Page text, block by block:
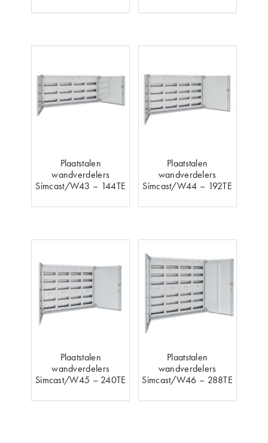
Plaatstalen
wandverdelers
Simcast/W43 – 144TE
Plaatstalen
wandverdelers
Simcast/W44 – 192TE
Plaatstalen
wandverdelers
Simcast/W45 – 240TE
Plaatstalen
wandverdelers
Simcast/W46 – 288TE